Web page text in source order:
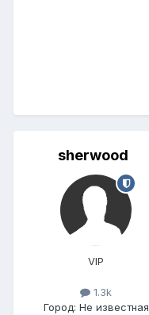
sherwood
VIP
1.3k
Город: Не известная